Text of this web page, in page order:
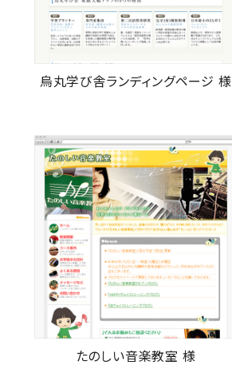
烏丸学び舎ランディングページ 様
たのしい音楽教室 様